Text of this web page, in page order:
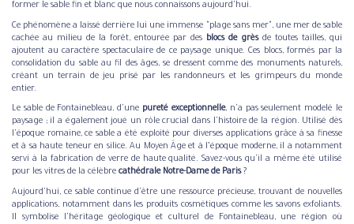
former le sable fin et blanc que nous connaissons aujourd'hui.
Ce phénomène a laissé derrière lui une immense "plage sans mer", une mer de sable
cachée au milieu de la forêt, entourée par des blocs de grèsde toutes tailles, qui
ajoutent au caractère spectaculaire de ce paysage unique. Ces blocs, formés par la
consolidation du sable au fil des âges, se dressent comme des monuments naturels,
créant un terrain de jeu prisé par les randonneurs et les grimpeurs du monde
entier.
Le sable de Fontainebleau, d'une pureté exceptionnelle, n'a pas seulement modelé le
paysage ; il a également joué un rôle crucial dans l'histoire de la région. Utilisé dès
l'époque romaine, ce sable a été exploité pour diverses applications grâce à sa finesse
et à sa haute teneur en silice. Au Moyen Âge et à l’époque moderne, il a notamment
servi à la fabrication de verre de haute qualité. Savez-vous qu'il a même été utilisé
pour les vitres de la célèbre cathédrale Notre-Dame de Paris?
Aujourd'hui, ce sable continue d'être une ressource précieuse, trouvant de nouvelles
applications, notamment dans les produits cosmétiques comme les savons exfoliants.
Il symbolise l'héritage géologique et culturel de Fontainebleau, une région où